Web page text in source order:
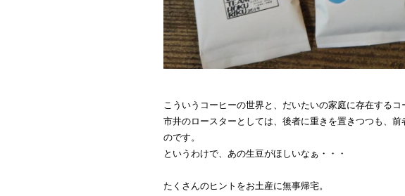
こういうコーヒーの世界と、だいたいの家庭に存在するコ
市井のロースターとしては、後者に重きを置きつつも、
のです。
というわけで、あの生豆がほしいなぁ・・・
たくさんのヒントをお土産に無事帰宅。